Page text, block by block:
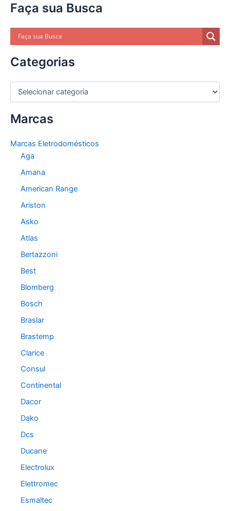
Faça sua Busca
Categorias
C
e
r
Marcas
Marcas Eletrodomésticos
Aga
Amana
American Range
Ariston
Asko
Atlas
Bertazzoni
Best
Blomberg
Bosch
Braslar
Brastemp
Clarice
Consul
Continental
Dacor
Dako
Dcs
Ducane
Electrolux
Elettromec
Esmaltec